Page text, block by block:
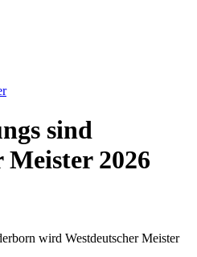
sind
Meister 2026
wird Westdeutscher Meister